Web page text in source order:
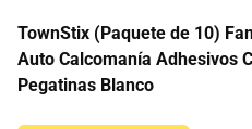
TownStix (Paquete de 10)
Auto Calcomanía Adhesivos
Pegatinas Blanco